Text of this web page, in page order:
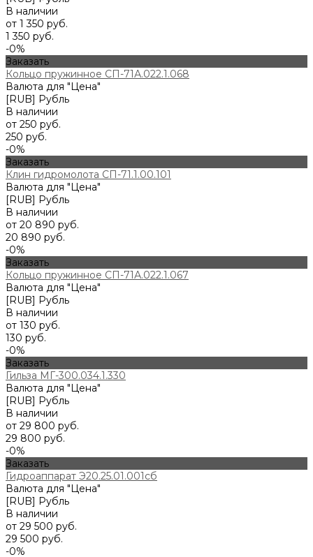
В наличии
от 1 350 руб.
1 350 руб.
-0%
Заказать
Кольцо пружинное СП-71А.022.1.068
Валюта для "Цена"
[RUB] Рубль
В наличии
от 250 руб.
250 руб.
-0%
Заказать
Клин гидромолота СП-71.1.00.101
Валюта для "Цена"
[RUB] Рубль
В наличии
от 20 890 руб.
20 890 руб.
-0%
Заказать
Кольцо пружинное СП-71А.022.1.067
Валюта для "Цена"
[RUB] Рубль
В наличии
от 130 руб.
130 руб.
-0%
Заказать
Гильза МГ-300.034.1.330
Валюта для "Цена"
[RUB] Рубль
В наличии
от 29 800 руб.
29 800 руб.
-0%
Заказать
Гидроаппарат Э20.25.01.001сб
Валюта для "Цена"
[RUB] Рубль
В наличии
от 29 500 руб.
29 500 руб.
-0%